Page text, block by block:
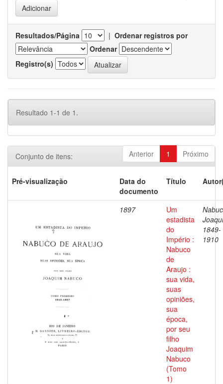
Resultados/Página | Ordenar registros por
Ordenar
Registro(s)
Resultado 1-1 de 1.
Anterior 1 Próximo
Conjunto de itens:
Pré-visualização
Data do
documento
Título
1897
Um
estadista
do
Império :
Nabuco
de
Araujo :
sua vida,
suas
opiniões,
sua
época,
por seu
filho
Joaquim
Nabuco
(Tomo
1)
1849-
1910